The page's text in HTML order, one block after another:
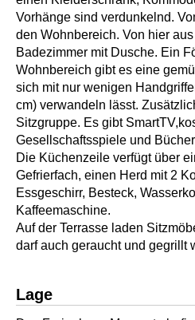
Vorhänge sind verdunkelnd.
den Wohnbereich. Von hier
Badezimmer mit Dusche. Ein
Wohnbereich gibt es eine
sich mit nur wenigen
cm) verwandeln lässt.
Sitzgruppe. Es gibt
Gesellschaftsspiele und
Die Küchenzeile verfügt über
Gefrierfach, einen Herd mit 2
Essgeschirr, Besteck,
Kaffeemaschine.
Auf der Terrasse laden
darf auch geraucht und gegrillt
Lage